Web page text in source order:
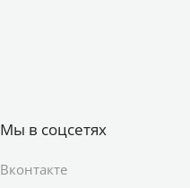
Мы в соцсетях
Вконтакте